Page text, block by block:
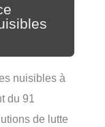
nuisibles à
du 91
de lutte